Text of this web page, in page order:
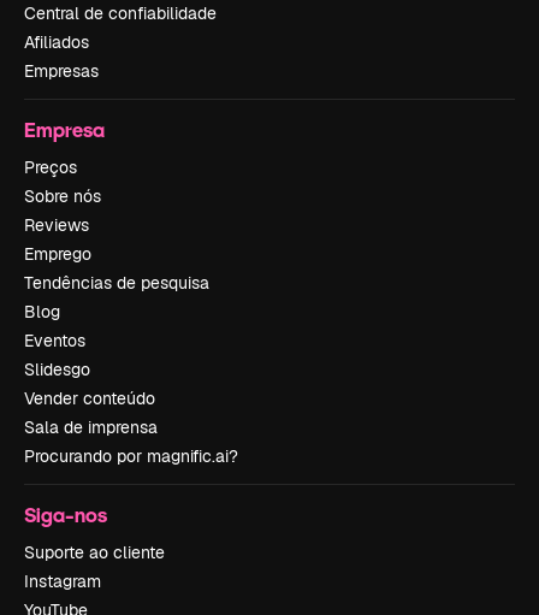
Central de confiabilidade
Afiliados
Empresas
Empresa
Preços
Sobre nós
Reviews
Emprego
Tendências de pesquisa
Blog
Eventos
Slidesgo
Vender conteúdo
Sala de imprensa
Procurando por magnific.ai?
Siga-nos
Suporte ao cliente
Instagram
YouTube